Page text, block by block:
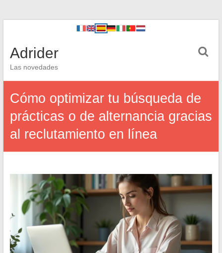
Adrider
Las novedades
Cómo optimizar tu búsqueda de
prácticas o de alternancia gracias
al reclutamiento en línea